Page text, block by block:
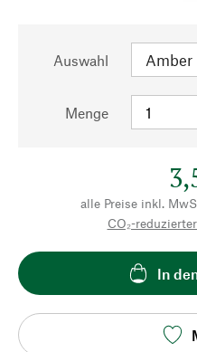
Auswahl
Menge
alle Preise inkl.
CO₂-
In